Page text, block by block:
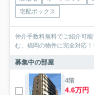
宅配ボックス
仲介手数料無料でご紹介可
む、福岡の物件に完全対応
募集中の部屋
4階
4.6万円